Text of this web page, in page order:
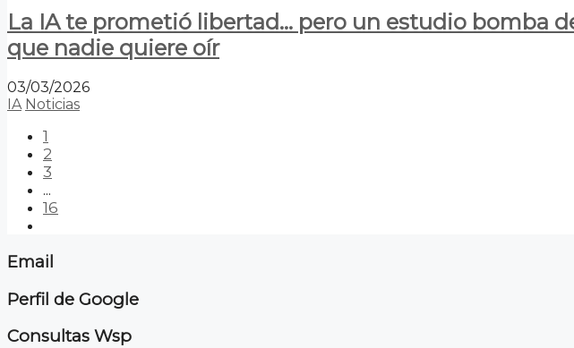
La IA te prometió libertad… pero un estudio bomba
que nadie quiere oír
03/03/2026
IA Noticias
1
2
3
...
16
Email
Perfil de Google
Consultas Wsp